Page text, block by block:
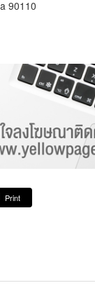
90110
Print